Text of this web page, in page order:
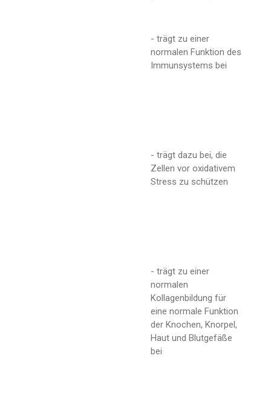
- trägt zu einer
normalen Funktion des
Immunsystems bei
- trägt dazu bei, die
Zellen vor oxidativem
Stress zu schützen
- trägt zu einer
normalen
Kollagenbildung für
eine normale Funktion
der Knochen, Knorpel,
Haut und Blutgefäße
bei